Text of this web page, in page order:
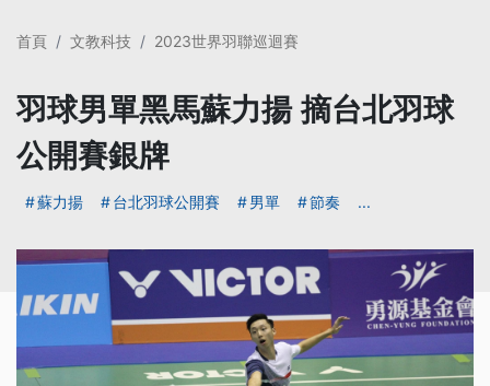
首頁 文教科技 2023世界羽聯巡迴賽
羽球男單黑馬蘇力揚 摘台北羽球
公開賽銀牌
蘇力揚 台北羽球公開賽 男單 節奏 ...